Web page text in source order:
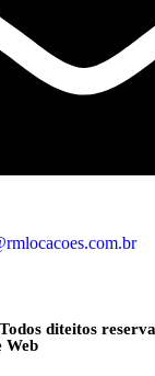
diteitos
Web